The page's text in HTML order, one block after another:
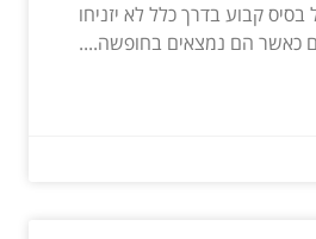
קבוע בדרך כלל לא יזניחו
כאשר הם נמצאים בחופשה....